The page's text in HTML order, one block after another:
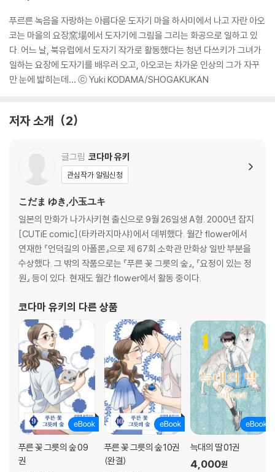
푸르른 녹음을 자랑하는 아름다운 도자기 마을 하사미에서 나고 자란 아오
코는 마을의 요장窯場에서 도자기에 그림을 그리는 화공으로 일하고 있
다. 어느 날, 북유럽에서 도자기 작가로 활동했다는 청년 다쓰키가 그녀가
일하는 요장에 도자기를 배우러 오고, 아오코는 차가운 인상의 그가 자꾸
만 눈에 밟히는데… ⓒ Yuki KODAMA/SHOGAKUKAN
저자 소개 2
글그림 코다마 유키
관심작가 알림신청
こだま ゆき,小玉ユキ
일본의 만화가 나가사키현 출신으로 9월 26일생 A형. 2000년 잡지
[CUTiE comic](타카라지마샤)에서 데뷔했다. 월간 flower에서
연재한 『언덕길의 아폴론』으로 제 67회 소학관 만화상 일반 부분을
수상했다. 그 밖의 작품으로는 『푸른 꽃 그릇의 숲』, 『요정이 있는 정
원』 등이 있다. 현재도 월간 flower에서 활동 중이다.
코다마 유키 의 다른 상품
푸른 꽃 그릇의 숲 09
권
푸른 꽃 그릇의 숲 10권
(완결)
늑대의 딸 01권
4,000원